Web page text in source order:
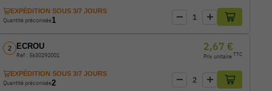
EXPÉDITION SOUS 3/7 JOURS
Quantité préconisée1 Quantité de produit
+
2 ECROU
Réf : 5630292001
2,67 €
Prix unitaire TTC
EXPÉDITION SOUS 3/7 JOURS
Quantité préconisée2 Quantité de produit
+